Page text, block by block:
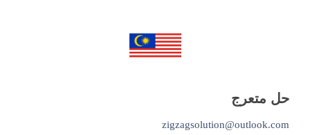
حل متعرج
zigzagsolution@outlook.com